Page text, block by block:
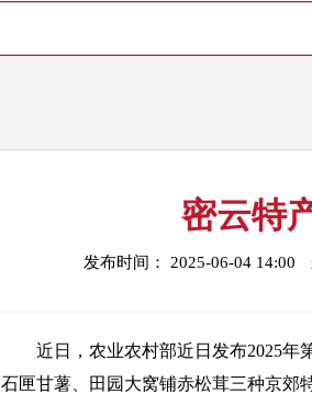
密云特
发布时间： 2025-06-04 14:00
近日，农业农村部近日发布2025年
石匣甘薯、田园大窝铺赤松茸三种京郊